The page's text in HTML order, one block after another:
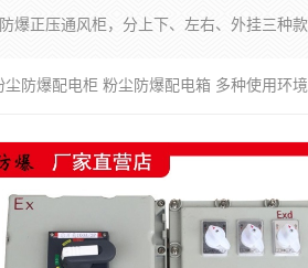
尘防爆配电柜 粉尘防爆配电箱 多种使用环境